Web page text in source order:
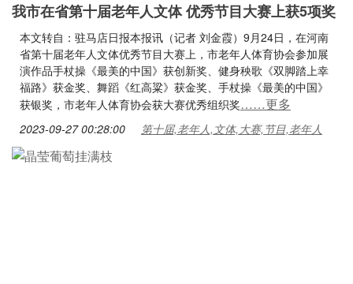
我市在省第十届老年人文体 优秀节目大赛上获5项奖
本文转自：驻马店日报本报讯（记者 刘金霞）9月24日，在河南
省第十届老年人文体优秀节目大赛上，市老年人体育协会参加展
演作品手杖操《最美的中国》获创新奖、健身秧歌《双脚踏上幸
福路》获金奖、舞蹈《红高粱》获金奖、手杖操《最美的中国》
获银奖，市老年人体育协会获大赛优秀组织奖……更多
2023-09-27 00:28:00 第十届,老年人,文体,大赛,节目,老年人